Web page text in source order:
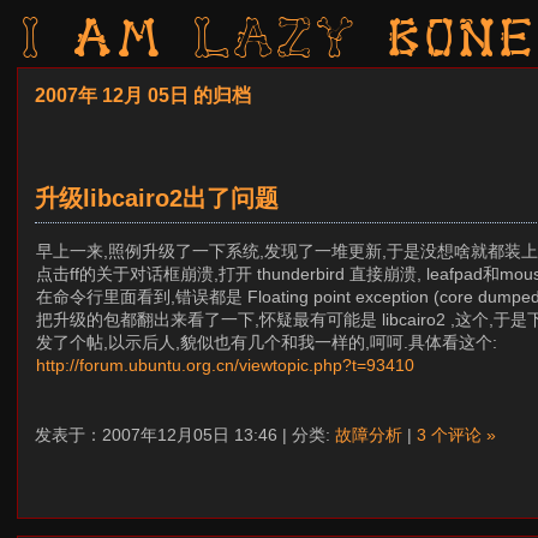
I am LAZY
2007年 12月 05日 的归档
升级libcairo2出了问题
早上一来,照例升级了一下系统,发现了一堆更新,于是没想啥就都装
点击ff的关于对话框崩溃,打开 thunderbird 直接崩溃, leafpad和
在命令行里面看到,错误都是 Floating point exception (core
把升级的包都翻出来看了一下,怀疑最有可能是 libcairo2 ,这个,于是
发了个帖,以示后人,貌似也有几个和我一样的,呵呵.具体看这个:
http://forum.ubuntu.org.cn/viewtopic.php?t=93410
发表于：2007年12月05日 13:46 | 分类: 故障分析 | 3 个评论 »